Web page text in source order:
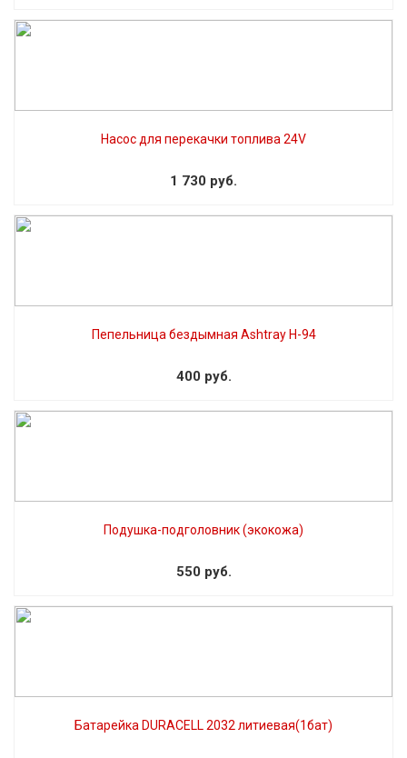
Насос для перекачки топлива 24V
1 730 руб.
Пепельница бездымная Ashtray H-94
400 руб.
Подушка-подголовник (экокожа)
550 руб.
Батарейка DURACELL 2032 литиевая(1бат)